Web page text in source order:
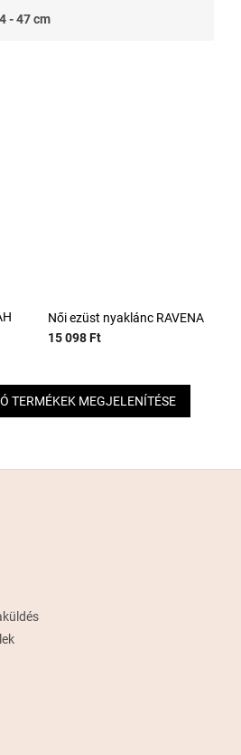
- 47 cm
Női ezüst nyaklánc RAVENA
15 098 Ft
TERMÉKEK MEGJELENÍTÉSE